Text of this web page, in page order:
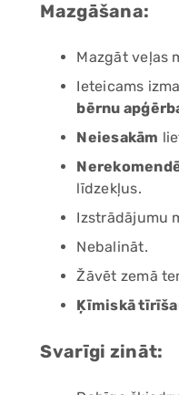
Mazgāšana:
Mazgāt veļas
Ieteicams
bērnu
Neiesakām
līdzekļus.
Izstrādājumu
Nebalināt.
Žāvēt zemā
Ķīmiskā
Svarīgi zināt: